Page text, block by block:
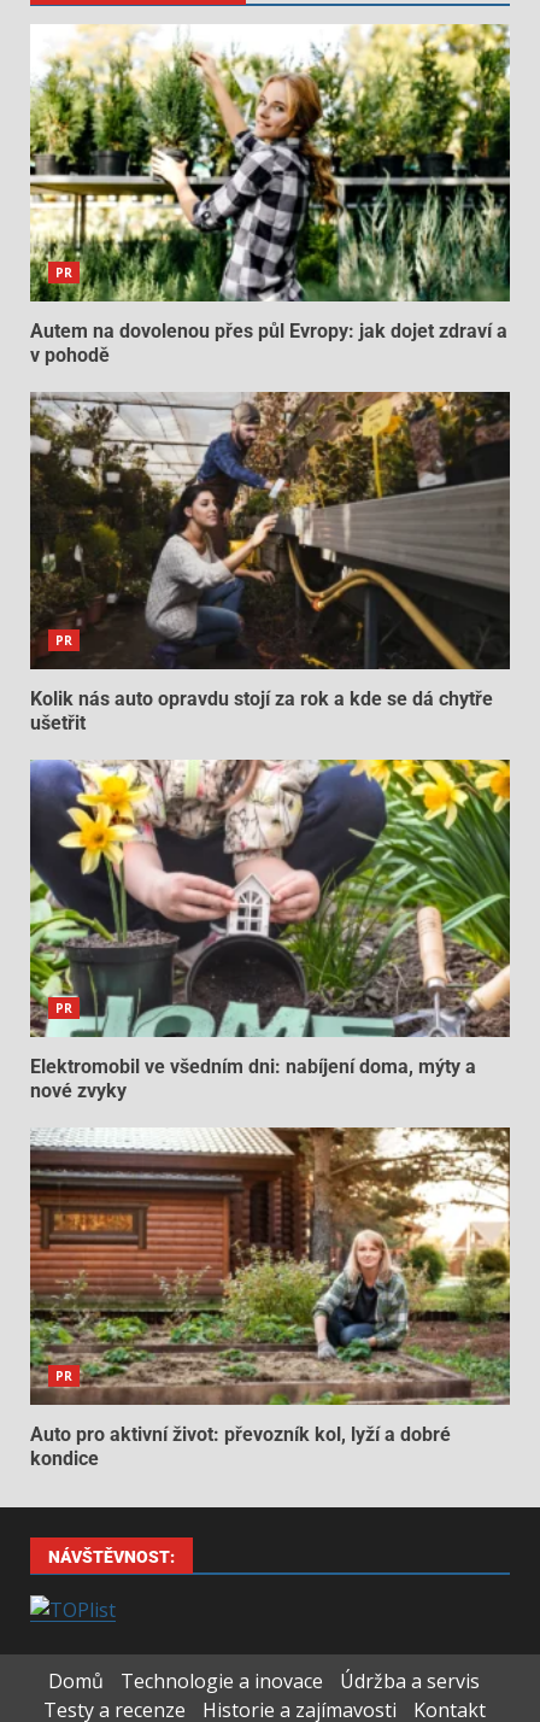
PR
Autem na dovolenou přes půl Evropy: jak dojet zdraví a
v pohodě
PR
Kolik nás auto opravdu stojí za rok a kde se dá chytře
ušetřit
PR
Elektromobil ve všedním dni: nabíjení doma, mýty a
nové zvyky
PR
Auto pro aktivní život: převozník kol, lyží a dobré
kondice
NÁVŠTĚVNOST:
Domů Technologie a inovace
Údržba a servis
Testy a recenze
Historie a zajímavosti Kontakt